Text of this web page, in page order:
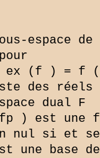
espace
ex (f ) = f
des
dual F
une
nul si et
base